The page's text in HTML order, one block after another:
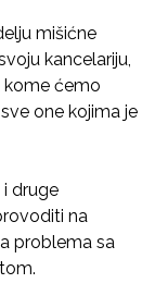
mišićne
kancelariju,
kome ćemo
one kojima je
i druge
na
problema sa